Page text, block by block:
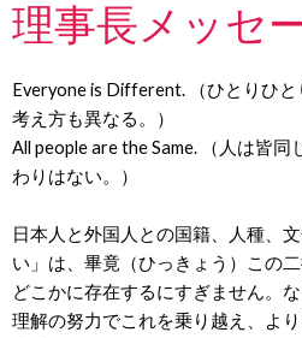
理事長メッセ
Everyone is Different. （ひとりひと
考え方も異なる。）
All people are the Same. （人は皆
わりはない。）
日本人と外国人との国籍、人種、
い」は、畢竟（ひっきょう）この
どこかに存在するにすぎません。
理解の努力でこれを乗り越え、よ